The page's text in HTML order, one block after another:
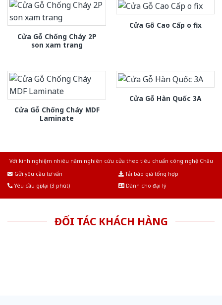
Cửa Gỗ Chống Cháy 2P
son xam trang
Cửa Gỗ Cao Cấp o fix
Cửa Gỗ Chống Cháy MDF
Laminate
Cửa Gỗ Hàn Quốc 3A
Với kinh nghiệm nhiêu năm nghiên cứu cửa theo tiêu chuẩn công nghệ Châu
Gửi yêu cầu tư vấn
Tải báo giá tổng hợp
Yêu cầu gọi lại (3 phút)
Dành cho đại lý
ĐỐI TÁC KHÁCH HÀNG